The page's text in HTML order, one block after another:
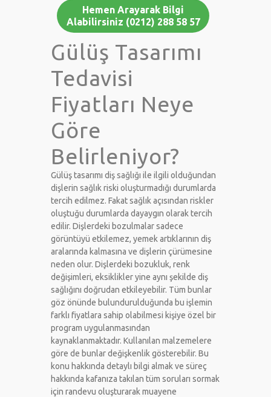
Hemen Arayarak Bilgi
Alabilirsiniz (0212) 288 58 57
Gülüş Tasarımı
Tedavisi
Fiyatları Neye
Göre
Belirleniyor?
Gülüş tasarımı diş sağlığı ile ilgili olduğundan
dişlerin sağlık riski oluşturmadığı durumlarda
tercih edilmez. Fakat sağlık açısından riskler
oluştuğu durumlarda dayaygın olarak tercih
edilir. Dişlerdeki bozulmalar sadece
görüntüyü etkilemez, yemek artıklarının diş
aralarında kalmasına ve dişlerin çürümesine
neden olur. Dişlerdeki bozukluk, renk
değişimleri, eksiklikler yine aynı şekilde diş
sağlığını doğrudan etkileyebilir. Tüm bunlar
göz önünde bulundurulduğunda bu işlemin
farklı fiyatlara sahip olabilmesi kişiye özel bir
program uygulanmasından
kaynaklanmaktadır. Kullanılan malzemelere
göre de bunlar değişkenlik gösterebilir. Bu
konu hakkında detaylı bilgi almak ve süreç
hakkında kafanıza takılan tüm soruları sormak
için randevu oluşturarak muayene